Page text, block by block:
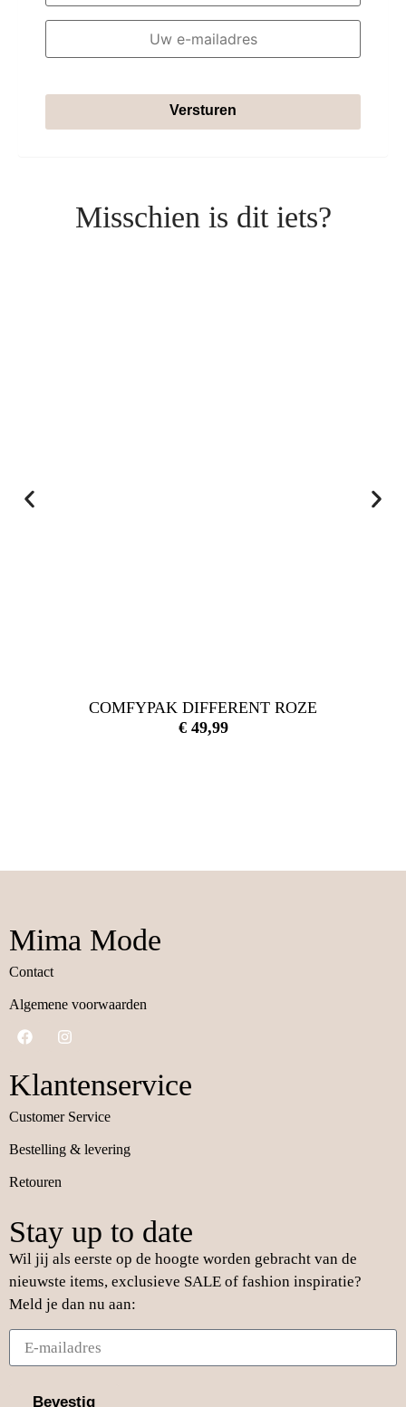
Versturen
Misschien is dit iets?
COMFYPAK DIFFERENT ROZE
€49,99
Mima Mode
Contact
Algemene voorwaarden
Klantenservice
Customer Service
Bestelling & levering
Retouren
Stay up to date
Wil jij als eerste op de hoogte worden gebracht van de
nieuwste items, exclusieve SALE of fashion inspiratie?
Meld je dan nu aan:
Bevestig